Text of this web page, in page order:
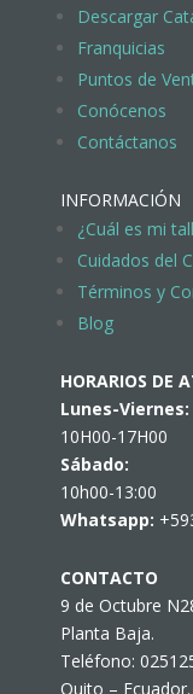
Descargar
Franquicias
Puntos de
Conócenos
Contáctanos
INFORMACIÓN
¿Cuál es mi
Cuidados del
Términos y
Blog
HORARIOS DE
Lunes-Viernes:
10H00-17H00
Sábado:
10h00-13:00
Whatsapp:
CONTACTO
9 de Octubre
Planta Baja.
Teléfono:
Quito – Ecuador.